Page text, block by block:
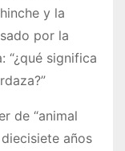
y la
por la
“¿qué significa
de “animal
años